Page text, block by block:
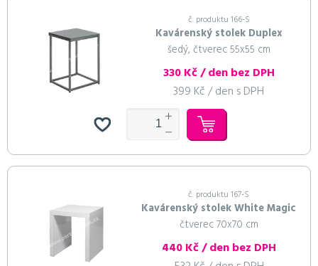
č. produktu 166-S
Kavárenský stolek Duplex
šedý, čtverec 55x55 cm
330 Kč / den bez DPH
399 Kč / den s DPH
č. produktu 167-S
Kavárenský stolek White Magic
čtverec 70x70 cm
440 Kč / den bez DPH